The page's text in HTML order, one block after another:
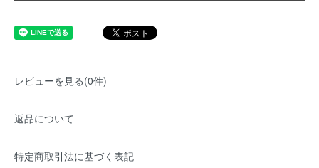
レビューを見る(0件)
返品について
特定商取引法に基づく表記